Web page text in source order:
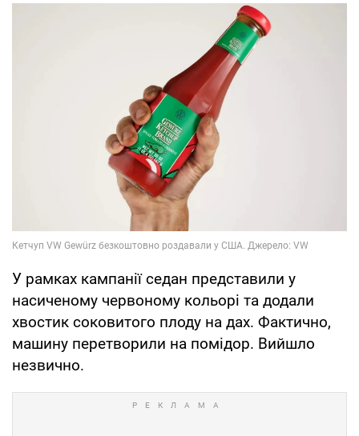
У рамках кампанії седан представили у
насиченому червоному кольорі та додали
хвостик соковитого плоду на дах. Фактично,
машину перетворили на помідор. Вийшло
незвично.